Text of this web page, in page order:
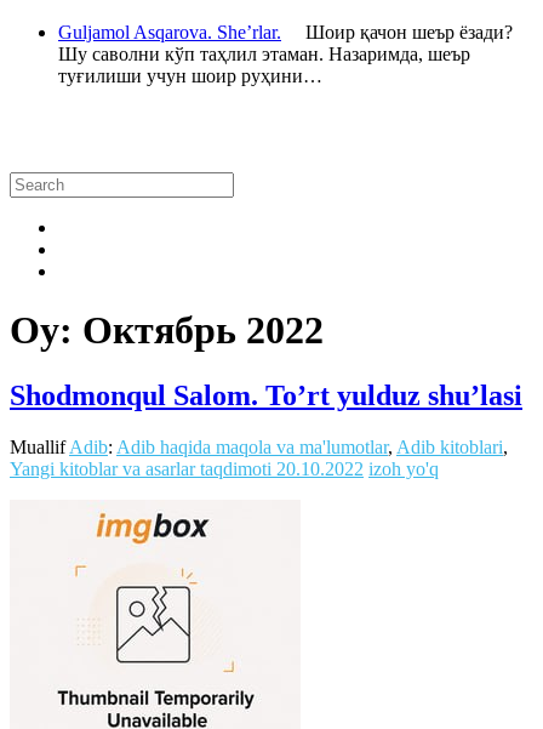
Guljamol Asqarova. She’rlar. Шоир қачон шеър ёзади?
Шу саволни кўп таҳлил этаман. Назаримда, шеър
туғилиши учун шоир руҳини…
Oy: Октябрь 2022
Shodmonqul Salom. To’rt yulduz shu’lasi
MuallifAdib: Adib haqida maqola va ma'lumotlar, Adib kitoblari,
Yangi kitoblar va asarlar taqdimoti 20.10.2022 izoh yo'q